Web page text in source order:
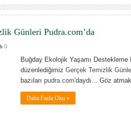
Günleri Pudra.com’da
0
Buğday Ekolojik Yaşamı
düzenlediğimiz Gerçek Temizlik
bazıları pudra.com'daydı... Göz
Daha Fazla Oku »